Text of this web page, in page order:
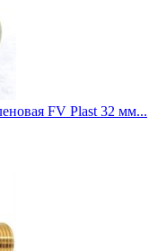
FV Plast 32 мм...